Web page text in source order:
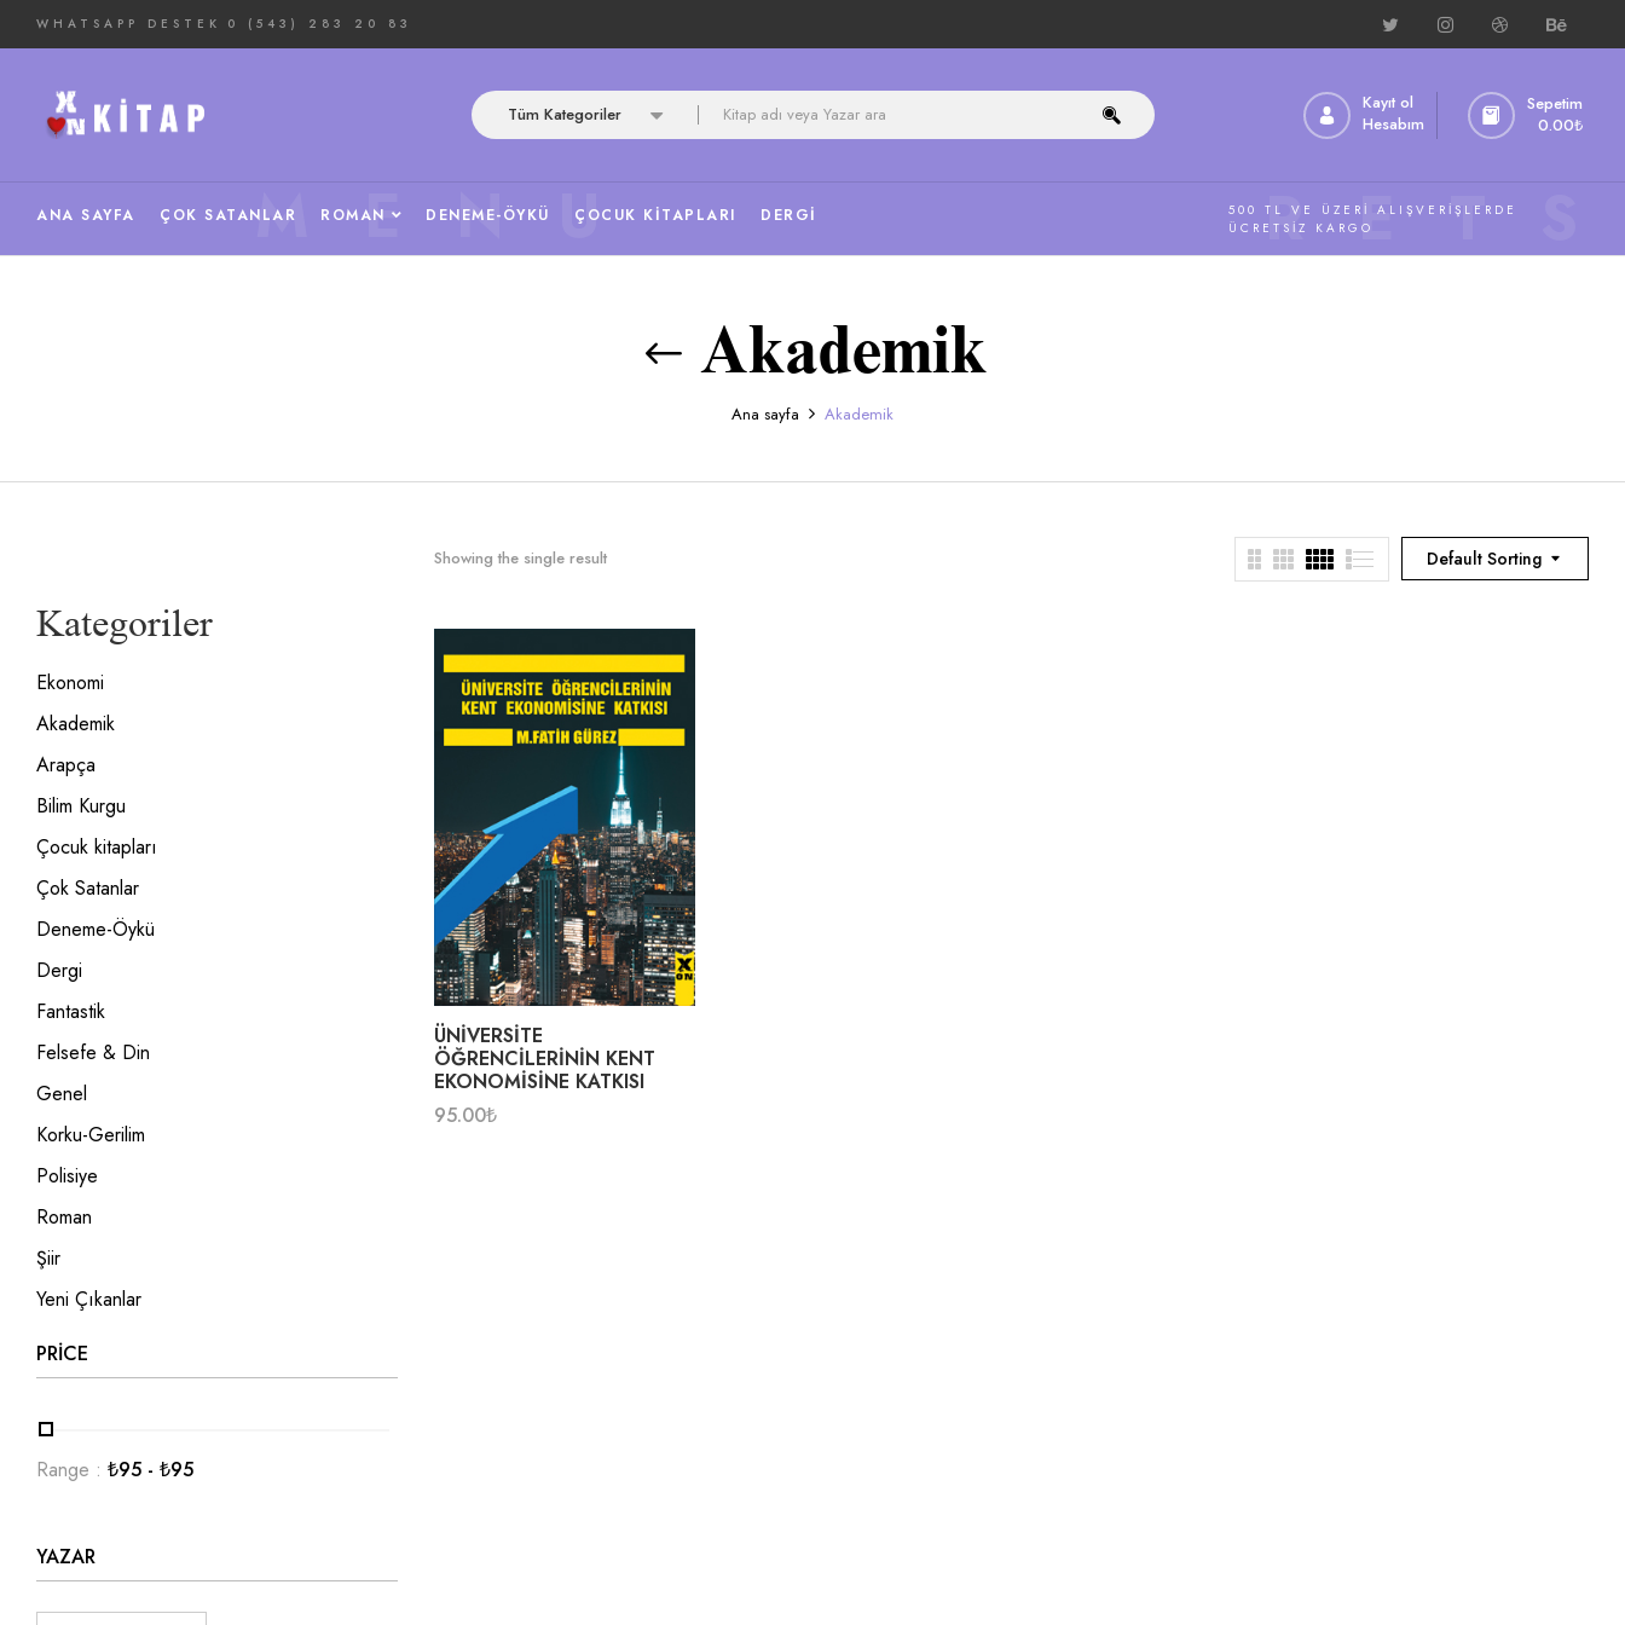
WHATSAPP DESTEK 0 (543) 283 20 83
Tüm Kategoriler
Kayıt ol
Hesabım
Sepetim
0.00₺
ANA SAYFA ÇOK SATANLAR ROMAN DENEME-ÖYKÜ ÇOCUK KITAPLARI DERGI
MENU
500 TL VE ÜZERI ALIŞVERIŞLERDE
ÜCRETSIZ KARGO
Akademik
Ana sayfa Akademik
Kategoriler
Ekonomi
Akademik
Arapça
Bilim Kurgu
Çocuk kitapları
Çok Satanlar
Deneme-Öykü
Dergi
Fantastik
Felsefe & Din
Genel
Korku-Gerilim
Polisiye
Roman
Şiir
Yeni Çıkanlar
PRICE
Range : ₺95 - ₺95
YAZAR
Default Sorting
Showing the single result
ÜNİVERSİTE
ÖĞRENCİLERİNİN KENT
EKONOMİSİNE KATKISI
95.00₺